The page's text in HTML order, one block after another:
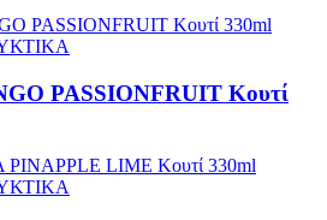
PASSIONFRUIT Κουτί